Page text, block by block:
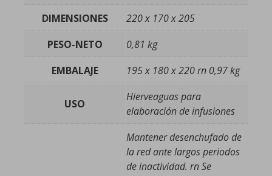
DIMENSIONES
220 x 170 x 205
PESO-NETO
0,81 kg
EMBALAJE
195 x 180 x 220 rn 0,97 kg
USO
Hierveaguas para
elaboración de infusiones
Mantener desenchufado de
la red ante largos periodos
de inactividad. rn Se